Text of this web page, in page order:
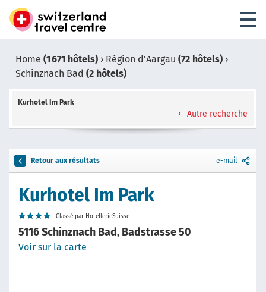
Home (1 671 hôtels) › Région d'Aargau (72 hôtels) ›
Schinznach Bad (2 hôtels)
Kurhotel Im Park
Autre recherche
Retour aux résultats e-mail
Kurhotel Im Park
Classé par HotellerieSuisse
5116 Schinznach Bad, Badstrasse 50
Voir sur la carte